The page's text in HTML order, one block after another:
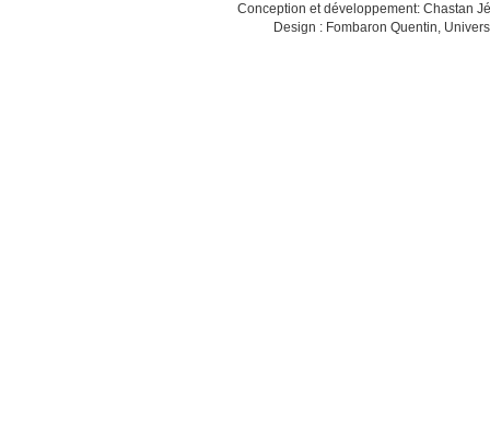
Conception et développement: Chastan
Design : Fombaron Quentin,